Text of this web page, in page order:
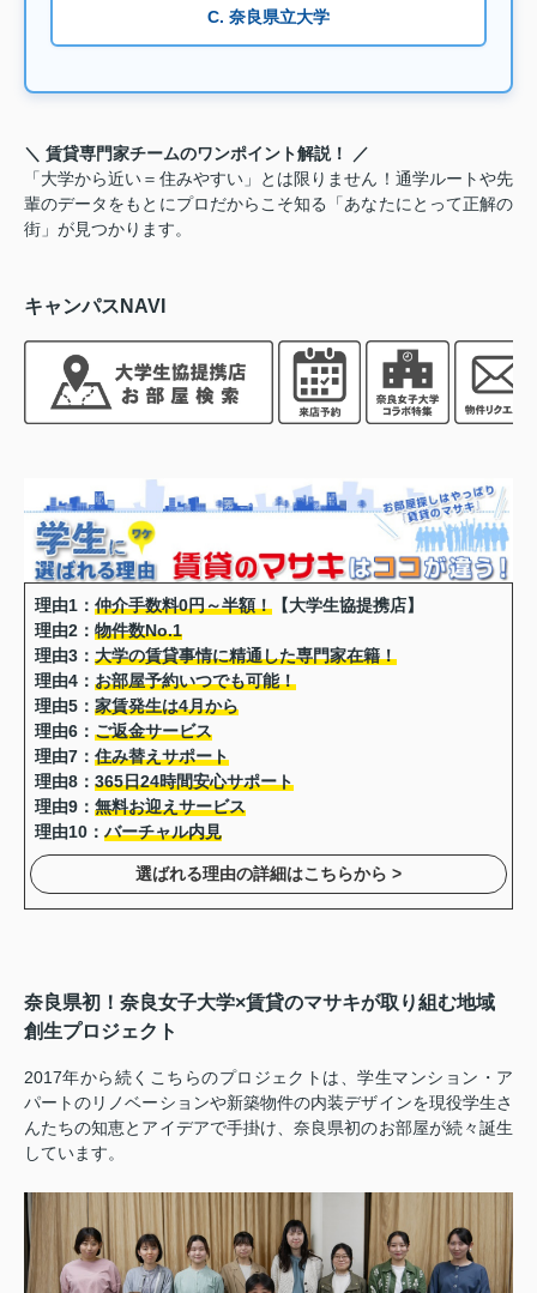
C. 奈良県立大学
＼ 賃貸専門家チームのワンポイント解説！ ／
「大学から近い＝住みやすい」とは限りません！通学ルートや先
輩のデータをもとにプロだからこそ知る「あなたにとって正解の
街」が見つかります。
キャンパスNAVI
理由1：仲介手数料0円～半額！ 【大学生協提携店】
理由2：物件数No.1
理由3：大学の賃貸事情に精通した専門家在籍！
理由4：お部屋予約いつでも可能！
理由5：家賃発生は4月から
理由6：ご返金サービス
理由7：住み替えサポート
理由8：365日24時間安心サポート
理由9：無料お迎えサービス
理由10：バーチャル内見
選ばれる理由の詳細はこちらから >
奈良県初！奈良女子大学×賃貸のマサキが取り組む地域
創生プロジェクト
2017年から続くこちらのプロジェクトは、学生マンション・ア
パートのリノベーションや新築物件の内装デザインを現役学生さ
んたちの知恵とアイデアで手掛け、奈良県初のお部屋が続々誕生
しています。